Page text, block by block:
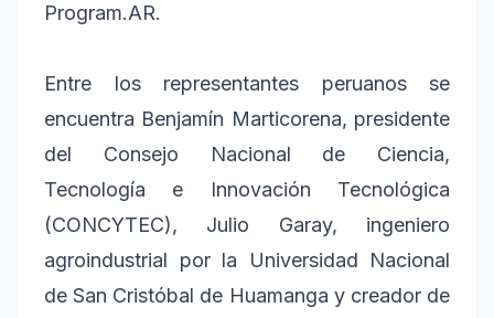
Program.AR.
Entre los representantes peruanos se
encuentra Benjamín Marticorena, presidente
del Consejo Nacional de Ciencia,
Tecnología e Innovación Tecnológica
(CONCYTEC), Julio Garay, ingeniero
agroindustrial por la Universidad Nacional
de San Cristóbal de Huamanga y creador de